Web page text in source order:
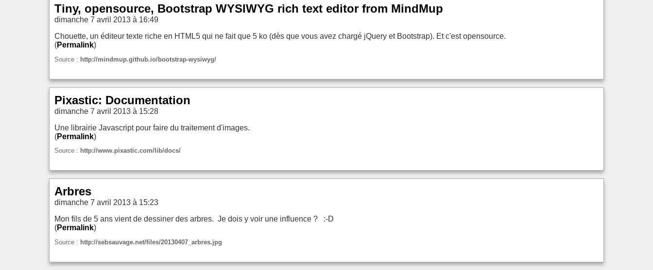
Tiny, opensource, Bootstrap WYSIWYG rich text editor from MindMup
dimanche 7 avril 2013 à 16:49
Chouette, un éditeur texte riche en HTML5 qui ne fait que 5 ko (dès que vous avez chargé jQuery et Bootstrap). Et c'est opensource.
(Permalink)
Source : http://mindmup.github.io/bootstrap-wysiwyg/
Pixastic: Documentation
dimanche 7 avril 2013 à 15:28
Une librairie Javascript pour faire du traitement d'images.
(Permalink)
Source : http://www.pixastic.com/lib/docs/
Arbres
dimanche 7 avril 2013 à 15:23
Mon fils de 5 ans vient de dessiner des arbres. Je dois y voir une influence ? :-D
(Permalink)
Source : http://sebsauvage.net/files/20130407_arbres.jpg